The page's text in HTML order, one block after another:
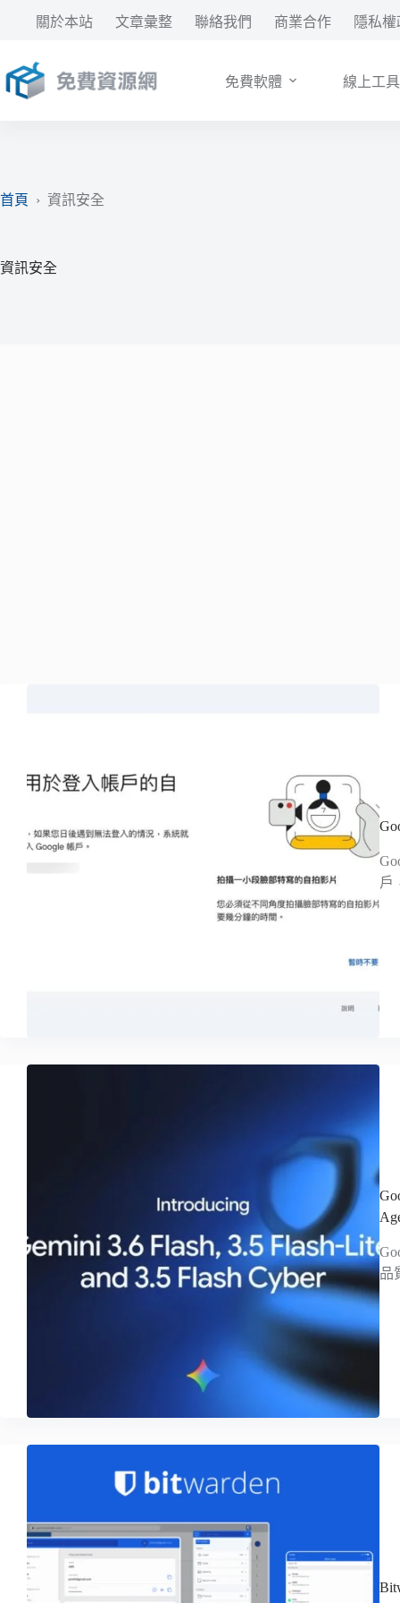
要
內
關於本站 文章彙整 聯絡我們 商業合作 隱私
免費軟體 線上工具
首頁 › 資訊安全
資訊安全
戶
品